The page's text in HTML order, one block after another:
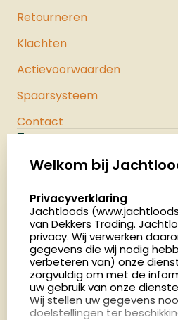
Retourneren
Klachten
Actievoorwaarden
Spaarsysteem
Contact
Palenrij 1
Nederland
4.8
2883 beoordelingen
Openingstijden
Dinsdag en donderdag:
uur
Welkom bij
select language
Privacyverklaring
Jachtloods
van Dekkers Trading.
privacy. Wij verwerken
gegevens die wij nodig
verbeteren van) onze
zorgvuldig om met de
uw gebruik van onze
Wij stellen uw gegevens
doelstellingen ter